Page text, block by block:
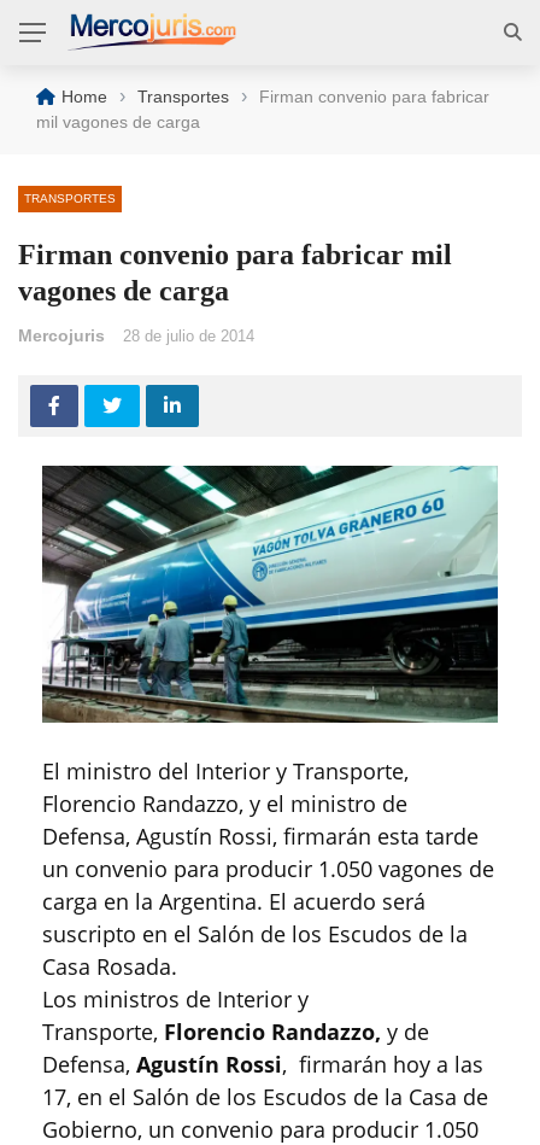
Home › Transportes ›
Firman convenio para fabricar
mil vagones de carga
TRANSPORTES
Firman convenio para fabricar mil
vagones de carga
Mercojuris 28 de julio de 2014
El ministro del Interior y Transporte,
Florencio Randazzo, y el ministro de
Defensa, Agustín Rossi, firmarán esta tarde
un convenio para producir 1.050 vagones de
carga en la Argentina. El acuerdo será
suscripto en el Salón de los Escudos de la
Casa Rosada.
Los ministros de Interior y
Transporte, Florencio Randazzo, y de
Defensa, Agustín Rossi, firmarán hoy a las
17, en el Salón de los Escudos de la Casa de
Gobierno, un convenio para producir 1.050